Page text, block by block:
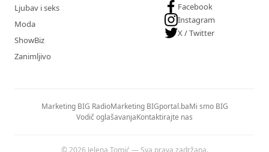
Ljubav i seks
Moda
ShowBiz
Zanimljivo
Facebook
Instagram
X / Twitter
Marketing BIG RadioMarketing BIGportal.baMi smo BIG
Vodič oglašavanjaKontaktirajte nas